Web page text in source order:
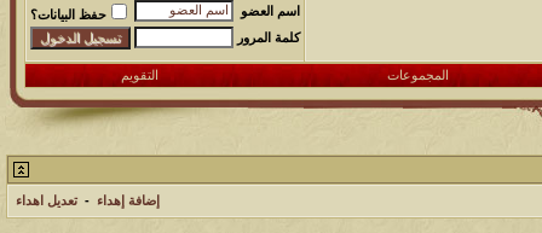
اسم العضو
حفظ البيانات؟
كلمة المرور
المجموعات التقويم
إضافة إهداء - تعديل اهداء